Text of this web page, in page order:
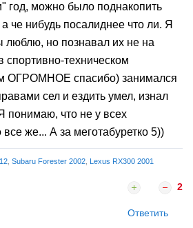
год, можно было поднакопить
че нибудь посалиднее что ли. Я
люблю, но познавал их не на
техническом
ОГРОМНОЕ спасибо) занимался
сел и ездить умел, изнал
понимаю, что не у всех
же... А за меготабуретко 5))
Subaru Forester 2002 Lexus RX300 2001
2
Ответить